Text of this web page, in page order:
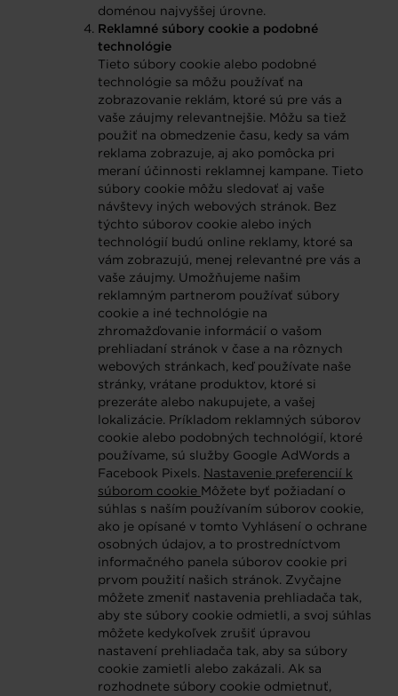
doménou najvyššej úrovne.
Reklamné súbory cookie a podobné
technológie
Tieto súbory cookie alebo podobné
technológie sa môžu používať na
zobrazovanie reklám, ktoré sú pre vás a
vaše záujmy relevantnejšie. Môžu sa tiež
použiť na obmedzenie času, kedy sa vám
reklama zobrazuje, aj ako pomôcka pri
meraní účinnosti reklamnej kampane. Tieto
súbory cookie môžu sledovať aj vaše
návštevy iných webových stránok. Bez
týchto súborov cookie alebo iných
technológií budú online reklamy, ktoré sa
vám zobrazujú, menej relevantné pre vás a
vaše záujmy. Umožňujeme našim
reklamným partnerom používať súbory
cookie a iné technológie na
zhromažďovanie informácií o vašom
prehliadaní stránok v čase a na rôznych
webových stránkach, keď používate naše
stránky, vrátane produktov, ktoré si
prezeráte alebo nakupujete, a vašej
lokalizácie. Príkladom reklamných súborov
cookie alebo podobných technológií, ktoré
používame, sú služby Google AdWords a
Facebook Pixels. Nastavenie preferencií k
súborom cookie Môžete byť požiadaní o
súhlas s naším používaním súborov cookie,
ako je opísané v tomto Vyhlásení o ochrane
osobných údajov, a to prostredníctvom
informačného panela súborov cookie pri
prvom použití našich stránok. Zvyčajne
môžete zmeniť nastavenia prehliadača tak,
aby ste súbory cookie odmietli, a svoj súhlas
môžete kedykoľvek zrušiť úpravou
nastavení prehliadača tak, aby sa súbory
cookie zamietli alebo zakázali. Ak sa
rozhodnete súbory cookie odmietnuť,